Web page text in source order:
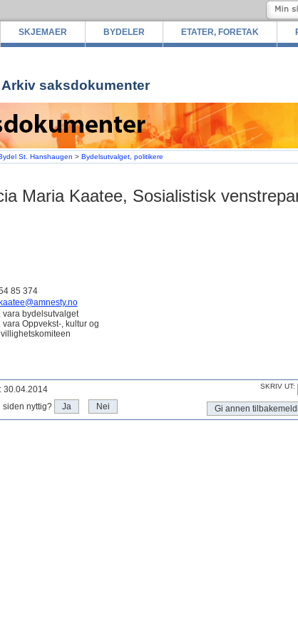
SKJEMAER BYDELER ETATER, FORETAK
Arkiv saksdokumenter
St. Hanshaugen > Bydelsutvalget, politikere
Maria Kaatee, Sosialistisk
85 374
vara bydelsutvalget
vara Oppvekst-, kultur og
30.04.2014 SKRIV UT:
siden nyttig? Ja Nei Gi annen